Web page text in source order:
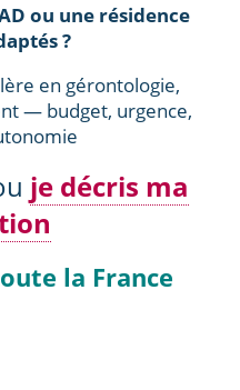
ou une résidence
?
en gérontologie,
— budget, urgence,
je décris ma
la France